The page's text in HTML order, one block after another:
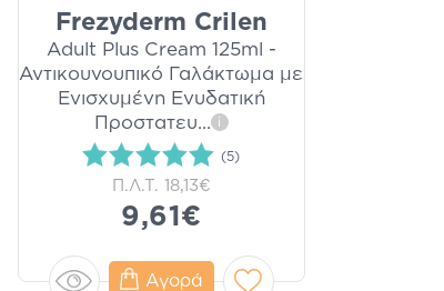
Frezyderm Crilen
Adult Plus Cream 125ml -
Αντικουνουπικό Γαλάκτωμα με
Ενισχυμένη Ενυδατική
Προστατευ... i
(5)
Π.Λ.Τ. 18,13€
9,61€
Αγορά